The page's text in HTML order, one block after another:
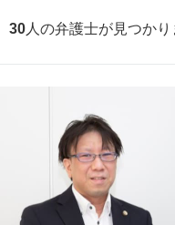
30 人の弁護士が見つかり